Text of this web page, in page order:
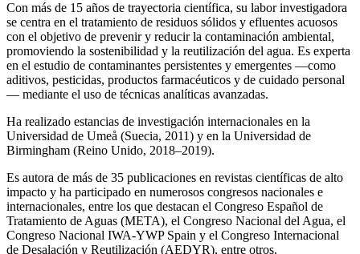
Con más de 15 años de trayectoria científica, su labor investigadora
se centra en el tratamiento de residuos sólidos y efluentes acuosos
con el objetivo de prevenir y reducir la contaminación ambiental,
promoviendo la sostenibilidad y la reutilización del agua. Es experta
en el estudio de contaminantes persistentes y emergentes —como
aditivos, pesticidas, productos farmacéuticos y de cuidado personal
— mediante el uso de técnicas analíticas avanzadas.
Ha realizado estancias de investigación internacionales en la
Universidad de Umeå (Suecia, 2011) y en la Universidad de
Birmingham (Reino Unido, 2018–2019).
Es autora de más de 35 publicaciones en revistas científicas de alto
impacto y ha participado en numerosos congresos nacionales e
internacionales, entre los que destacan el Congreso Español de
Tratamiento de Aguas (META), el Congreso Nacional del Agua, el
Congreso Nacional IWA‑YWP Spain y el Congreso Internacional
de Desalación y Reutilización (AEDYR), entre otros.